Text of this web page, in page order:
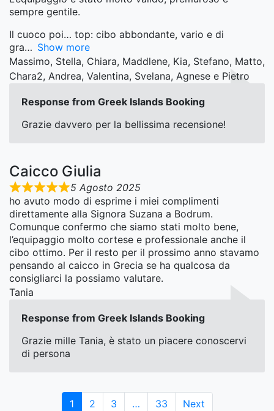
sempre gentile.
Il cuoco poi… top: cibo abbondante, vario e di
gra
Show more
Massimo, Stella, Chiara, Maddlene, Kia, Stefano, Matto,
Chara2, Andrea, Valentina, Svelana, Agnese e Pietro
Response from Greek Islands Booking
Grazie davvero per la bellissima recensione!
Caicco Giulia
5 Agosto 2025
ho avuto modo di esprime i miei complimenti
direttamente alla Signora Suzana a Bodrum.
Comunque confermo che siamo stati molto bene,
l’equipaggio molto cortese e professionale anche il
cibo ottimo. Per il resto per il prossimo anno stavamo
pensando al caicco in Grecia se ha qualcosa da
consigliarci la possiamo valutare.
Tania
Response from Greek Islands Booking
Grazie mille Tania, è stato un piacere conoscervi
di persona
Page
1 Page
2 Page
3 … Page
33 Next